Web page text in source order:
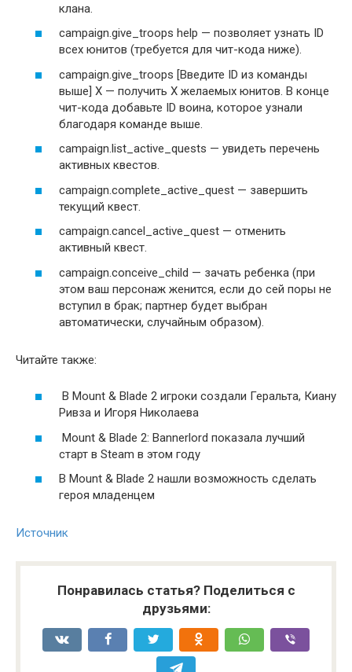
клана.
campaign.give_troops help — позволяет узнать ID
всех юнитов (требуется для чит-кода ниже).
campaign.give_troops [Введите ID из команды
выше] X — получить X желаемых юнитов. В конце
чит-кода добавьте ID воина, которое узнали
благодаря команде выше.
campaign.list_active_quests — увидеть перечень
активных квестов.
campaign.complete_active_quest — завершить
текущий квест.
campaign.cancel_active_quest — отменить
активный квест.
campaign.conceive_child — зачать ребенка (при
этом ваш персонаж женится, если до сей поры не
вступил в брак; партнер будет выбран
автоматически, случайным образом).
Читайте также:
В Mount & Blade 2 игроки создали Геральта, Киану
Ривза и Игоря Николаева
Mount & Blade 2: Bannerlord показала лучший
старт в Steam в этом году
В Mount & Blade 2 нашли возможность сделать
героя младенцем
Источник
Понравилась статья? Поделиться с
друзьями: